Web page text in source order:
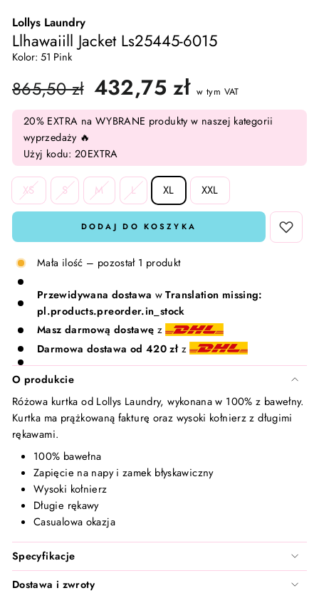
Lollys Laundry
Llhawaiill Jacket Ls25445-6015
Kolor: 51 Pink
regularna
865,50 zł
Cena
promocyjna
432,75 złw tym VAT
20% EXTRA na WYBRANE produkty w naszej kategorii
wyprzedaży 🔥
Użyj kodu: 20EXTRA
SIZE
XS S M L XL XXL
DODAJ DO KOSZYKA
Mała ilość – pozostał 1 produkt
Przewidywana dostawa wTranslation missing:
pl.products.preorder.in_stock
Masz darmową dostawę z
Darmowa dostawa od 420 złz
O produkcie
Różowa kurtka od Lollys Laundry, wykonana w 100% z bawełny.
Kurtka ma prążkowaną fakturę oraz wysoki kołnierz z długimi
rękawami.
100% bawełna
Zapięcie na napy i zamek błyskawiczny
Wysoki kołnierz
Długie rękawy
Casualowa okazja
Specyfikacje
Dostawa i zwroty
Skarpetki i rajstopy
Komplety dresowe
T-shirty i Topy
Kamizelki
Komplety 🛍️
Lavinde Copenhagen
Meraki
Nailberry
Natalie Maria Scandinavian
Oskia
Rosalique
Rudolph Care
Sandstone
Santilea London - Real Rebel
TanCan
Vita Liberata
Wonderskin
Zarkoperfume